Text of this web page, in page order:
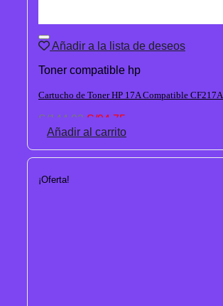
Añadir a la lista de deseos
Toner compatible hp
Cartucho de Toner HP 17A Compatible CF217A
S/144.02 El
precio
era:
S/94.75
precio
es:
Añadir al carrito
¡Oferta!